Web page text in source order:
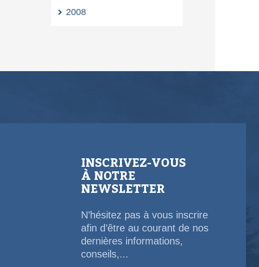
2008
INSCRIVEZ-VOUS
À NOTRE
NEWSLETTER
N’hésitez pas à vous inscrire
afin d’être au courant de nos
dernières informations,
conseils,...